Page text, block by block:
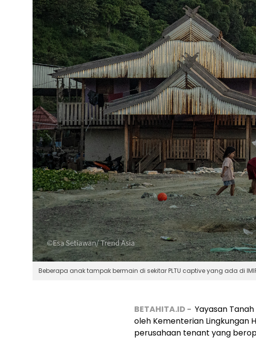
Beberapa anak tampak bermain di sekitar PLTU captive yang ada di
BETAHITA.ID - Yayasan
oleh Kementerian Lingkungan
perusahaan tenant yang